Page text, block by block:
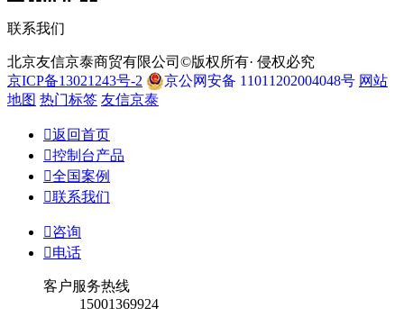
联系我们
北京友信京泰商贸有限公司©版权所有· 侵权必究
京ICP备13021243号-2
京公网安备 11011202004048号 网站
地图 热门标签 友信京泰
返回首页
控制台产品
全国案例
联系我们
咨询
电话
客户服务热线
15001369924